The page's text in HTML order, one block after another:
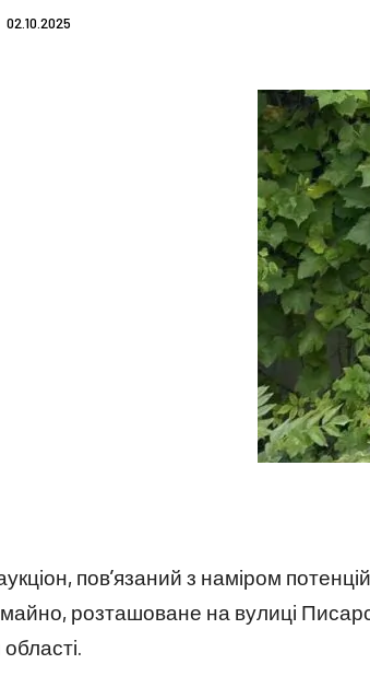
02.10.2025
пов’язаний з наміром
розташоване на вулиці